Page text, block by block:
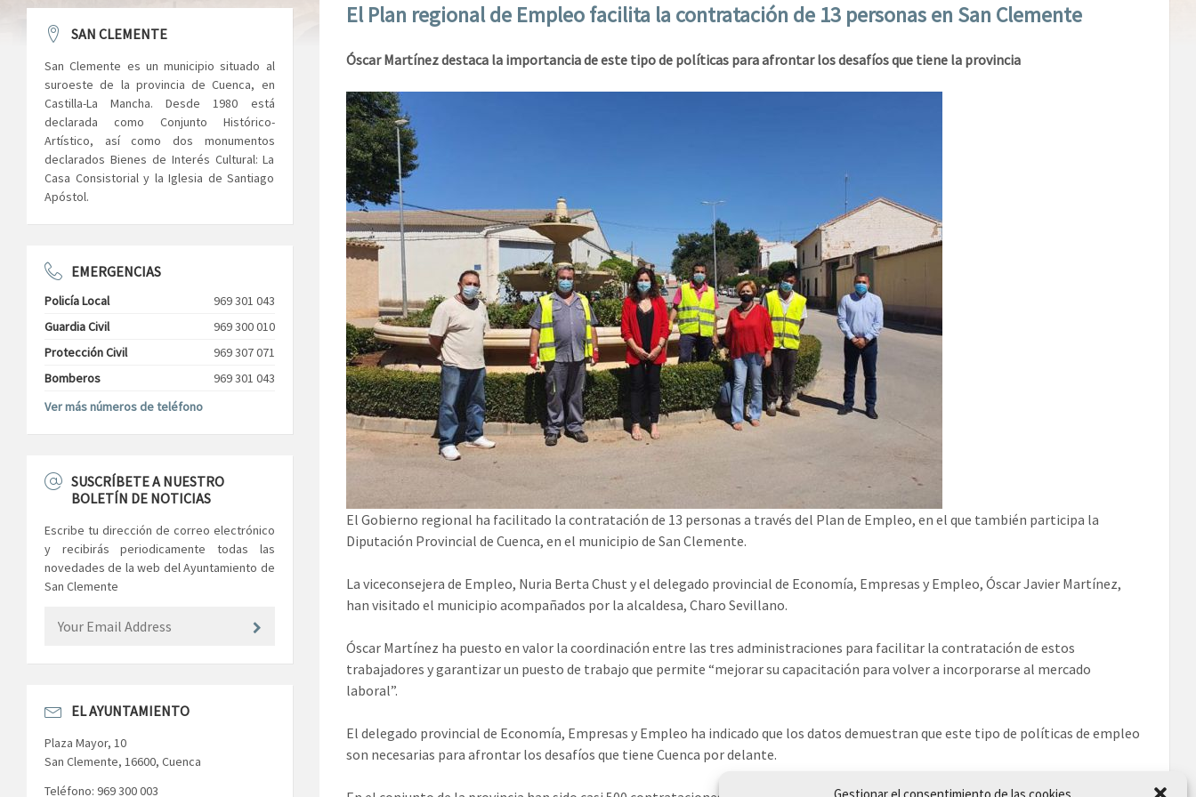
Gestionar el consentimiento de las cookies
El Plan regional de Empleo facilita la contratación de 13 personas en San Clemente
Óscar Martínez destaca la importancia de este tipo de políticas para afrontar los desafíos que tiene la provincia
El Gobierno regional ha facilitado la contratación de 13 personas a través del Plan de Empleo, en el que también participa la
Diputación Provincial de Cuenca, en el municipio de San Clemente.
La viceconsejera de Empleo, Nuria Berta Chust y el delegado provincial de Economía, Empresas y Empleo, Óscar Javier Martínez,
han visitado el municipio acompañados por la alcaldesa, Charo Sevillano.
Óscar Martínez ha puesto en valor la coordinación entre las tres administraciones para facilitar la contratación de estos
trabajadores y garantizar un puesto de trabajo que permite “mejorar su capacitación para volver a incorporarse al mercado
laboral”.
El delegado provincial de Economía, Empresas y Empleo ha indicado que los datos demuestran que este tipo de políticas de empleo
son necesarias para afrontar los desafíos que tiene Cuenca por delante.
SAN CLEMENTE
San Clemente es un municipio situado al
suroeste de la provincia de Cuenca, en
Castilla-La Mancha. Desde 1980 está
declarada como Conjunto Histórico-
Artístico, así como dos monumentos
declarados Bienes de Interés Cultural: La
Casa Consistorial y la Iglesia de Santiago
Apóstol.
EMERGENCIAS
Policía Local
969 301 043
Guardia Civil
969 300 010
Protección Civil
969 307 071
Bomberos
969 301 043
Ver más números de teléfono
SUSCRÍBETE A NUESTRO
BOLETÍN DE NOTICIAS
Escribe tu dirección de correo electrónico
y recibirás periodicamente todas las
novedades de la web del Ayuntamiento de
San Clemente
EL AYUNTAMIENTO
Plaza Mayor, 10
San Clemente, 16600, Cuenca
Teléfono: 969 300 003